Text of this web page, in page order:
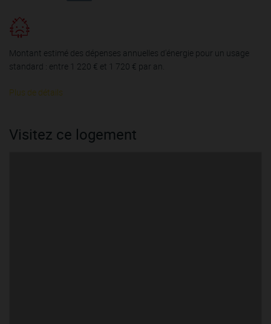
Montant estimé des dépenses annuelles d'énergie pour un usage
standard : entre 1 220 € et 1 720 € par an.
Plus de détails
Visitez ce logement